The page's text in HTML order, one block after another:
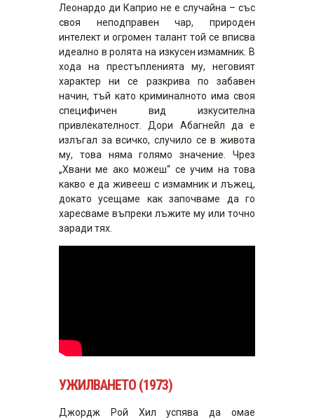
Леонардо ди Каприо не е случайна – със
своя неподправен чар, природен
интелект и огромен талант той се вписва
идеално в ролята на изкусен измамник. В
хода на престъпленията му, неговият
характер ни се разкрива по забавен
начин, тъй като криминалното има своя
специфичен вид изкусителна
привлекателност. Дори Абагнейл да е
излъгал за всичко, случило се в живота
му, това няма голямо значение. Чрез
„Хвани ме ако можеш“ се учим на това
какво е да живееш с измамник и лъжец,
докато усещаме как започваме да го
харесваме въпреки лъжите му или точно
заради тях.
УЖИЛВАНЕТО (1973)
Джордж Рой Хил успява да омае